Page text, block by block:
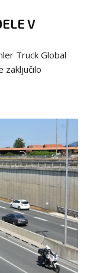
V
Truck Global
zaključilo